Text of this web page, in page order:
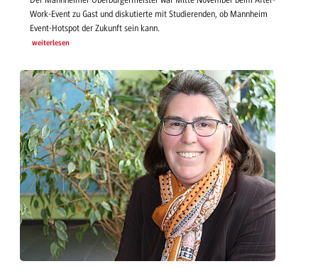
Work-Event zu Gast und diskutierte mit Studierenden, ob Mannheim
Event-Hotspot der Zukunft sein kann.
weiterlesen